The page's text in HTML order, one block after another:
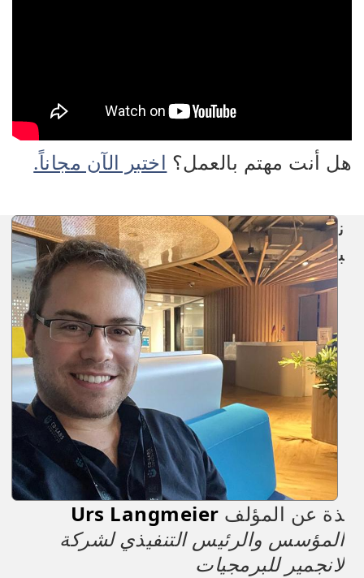
هل أنت مهتم بالعمل؟ اختبر الآن مجاناً.
ن
ب
ذة عن المؤلف Urs Langmeier
المؤسس والرئيس التنفيذي لشركة
لانجمير للبرمجيات